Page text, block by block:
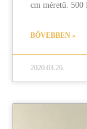
cm méretű. 500
BŐVEBBEN »
2020.03.26.